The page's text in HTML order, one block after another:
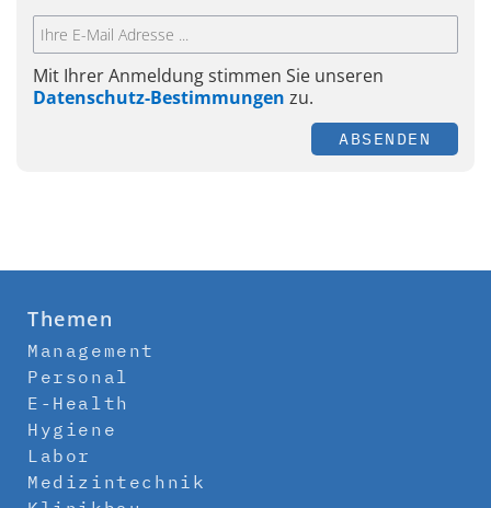
Mit Ihrer Anmeldung stimmen Sie unseren
Datenschutz-Bestimmungen zu.
ABSENDEN
Themen
Management
Personal
E-Health
Hygiene
Labor
Medizintechnik